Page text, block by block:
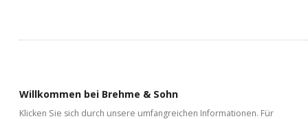
Willkommen bei Brehme & Sohn
Klicken Sie sich durch unsere umfangreichen Informationen. Für